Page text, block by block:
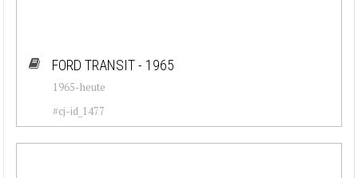
FORD TRANSIT - 1965
1965-heute
#cj-id_1477